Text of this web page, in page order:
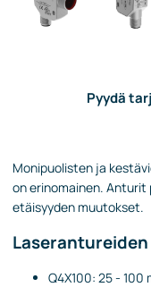
Pyydä
Monipuolisten ja
on erinomainen. Anturit
etäisyyden muutokset.
Q4X100: 25 - 100